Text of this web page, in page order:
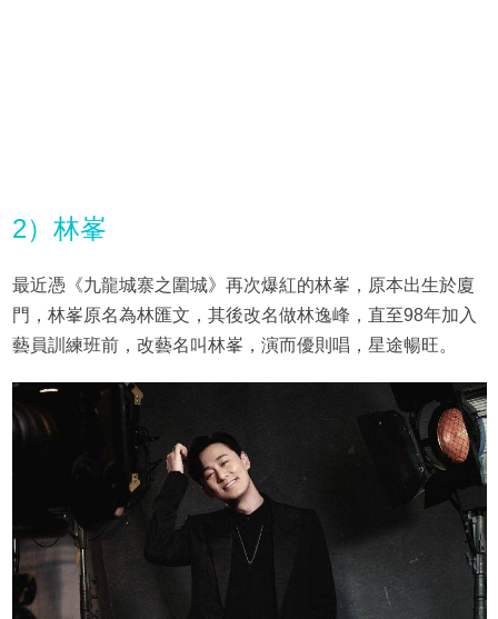
2）林峯
最近憑《九龍城寨之圍城》再次爆紅的林峯，原本出生於廈
門，林峯原名為林匯文，其後改名做林逸峰，直至98年加入
藝員訓練班前，改藝名叫林峯，演而優則唱，星途暢旺。